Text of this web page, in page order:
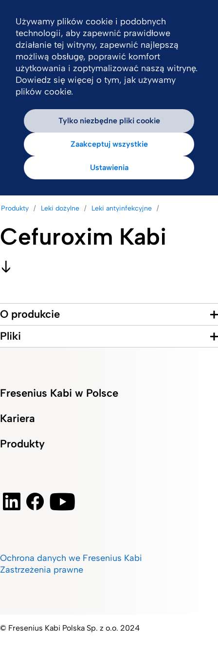
Produkty Leki dożylne Leki antyinfekcyjne
Cefuroxim Kabi
O produkcie
Pliki
Fresenius Kabi w Polsce
Kariera
Produkty
Ochrona danych we Fresenius Kabi
Zastrzeżenia prawne
© Fresenius Kabi Polska Sp. z o.o. 2024
Używamy plików cookie i podobnych
technologii, aby zapewnić prawidłowe
działanie tej witryny, zapewnić najlepszą
możliwą obsługę, poprawić komfort
użytkowania i zoptymalizować naszą witrynę.
Dowiedz się więcej o tym, jak używamy
plików cookie.
Tylko niezbędne pliki cookie
Zaakceptuj wszystkie
Ustawienia